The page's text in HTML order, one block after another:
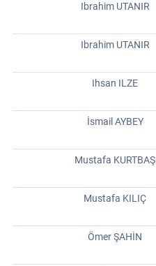
Ibrahim UTANIR
Ibrahim UTANIR
Ihsan ILZE
İsmail AYBEY
Mustafa KURTBAŞ
Mustafa KILIÇ
Ömer ŞAHİN